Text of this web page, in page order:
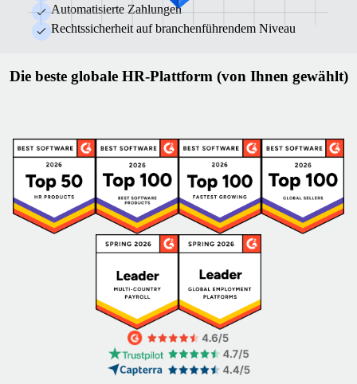
Automatisierte Zahlungen
Rechtssicherheit auf branchenführendem Niveau
Die beste globale HR‑Plattform (von Ihnen gewählt)